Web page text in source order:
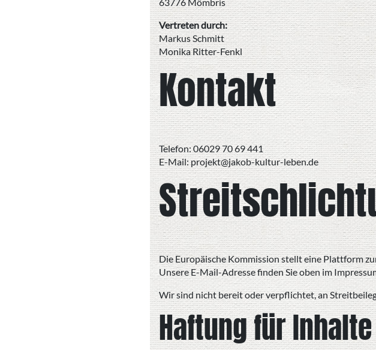
Vertreten durch:
Markus Schmitt
Monika Ritter-Fenkl
Kontakt
Telefon: 06029 70 69 441
E-Mail: projekt@jakob-kultur-leben.de
Die Europäische Kommission stellt eine Plattform
Unsere E-Mail-Adresse finden Sie oben im
Wir sind nicht bereit oder verpflichtet, an
Haftung für Inhalte